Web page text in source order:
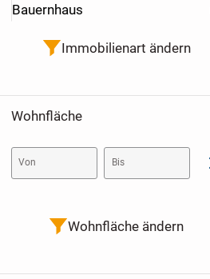
Bauernhaus
Immobilienart ändern
Wohnfläche
Von Bis
Wohnfläche ändern